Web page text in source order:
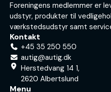
Foreningens medlemmer er
udstyr, produkter til
værkstedsudstyr samt
Kontakt
+45 35 250 550
autig@autig.dk
Herstedvang 14 1,
2620 Albertslund
Menu